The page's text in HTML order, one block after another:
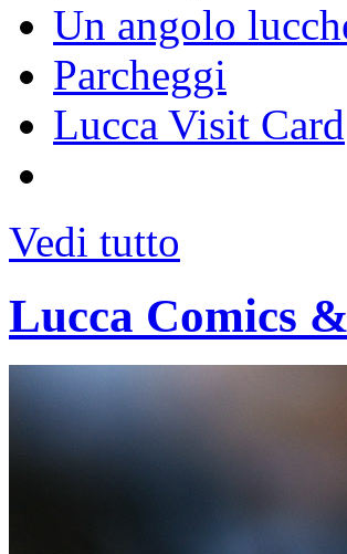
Un angolo
Parcheggi
Lucca Visit Card
Vedi tutto
Lucca Comics